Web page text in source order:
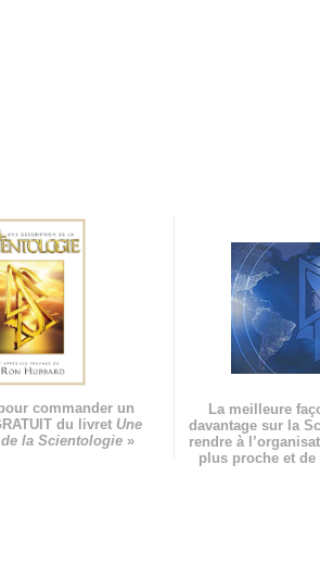
commander un
du livret Une
la Scientologie»
La meilleure
davantage sur la
rendre à
plus proche et